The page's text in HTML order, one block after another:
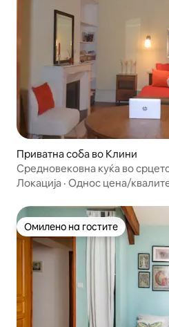
Приватна соба во Клини
Средновековна куќа во
Локација · Однос цена/
Омилено на гостите
Омилено на гостите